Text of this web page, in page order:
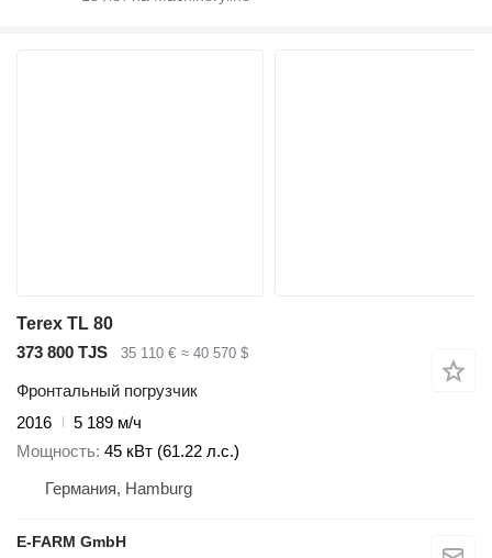
Terex TL 80
373 800 TJS
35 110 € ≈ 40 570 $
Фронтальный погрузчик
2016
5 189 м/ч
Мощность 45 кВт (61.22 л.с.)
Германия, Hamburg
E-FARM GmbH